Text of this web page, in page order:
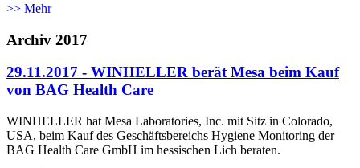
>> Mehr
Archiv 2017
29.11.2017 - WINHELLER berät Mesa beim Kauf
von BAG Health Care
WINHELLER hat Mesa Laboratories, Inc. mit Sitz in Colorado,
USA, beim Kauf des Geschäftsbereichs Hygiene Monitoring der
BAG Health Care GmbH im hessischen Lich beraten.